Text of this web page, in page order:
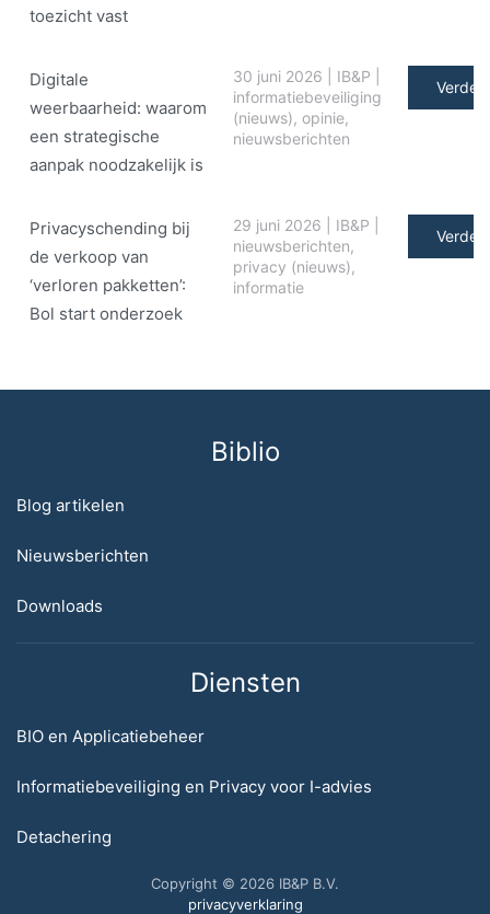
toezicht vast
Digitale
weerbaarheid: waarom
een strategische
aanpak noodzakelijk is
30 juni 2026 IB&P
informatiebeveiliging
(nieuws), opinie,
nieuwsberichten
Verder
Privacyschending bij
de verkoop van
‘verloren pakketten’:
Bol start onderzoek
29 juni 2026 IB&P
nieuwsberichten,
privacy (nieuws),
informatie
Verder
Biblio
Blog artikelen
Nieuwsberichten
Downloads
Diensten
BIO en Applicatiebeheer
Informatiebeveiliging en Privacy voor I-advies
Detachering
Copyright © 2026 IB&P B.V.
privacyverklaring